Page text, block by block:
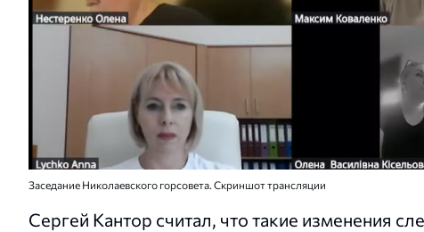
Заседание Николаевского горсовета. Скриншот трансляции
Сергей Кантор считал, что такие изменения